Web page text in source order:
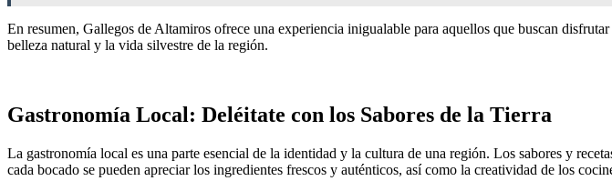
En resumen, Gallegos de Altamiros ofrece una experiencia inigualable para aquellos que buscan
belleza natural y la vida silvestre de la región.
Gastronomía Local: Deléitate con los Sabores de la Tierra
La gastronomía local es una parte esencial de la identidad y la cultura de una región. Los sabores y
cada bocado se pueden apreciar los ingredientes frescos y auténticos, así como la creatividad de los